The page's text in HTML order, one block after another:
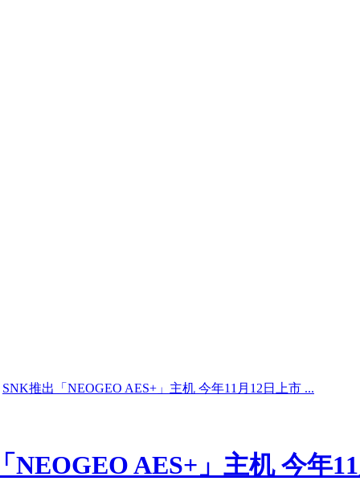
SNK推出「NEOGEO AES+」主机 今年11月12日上市 ...
NEOGEO AES+」主机 今年